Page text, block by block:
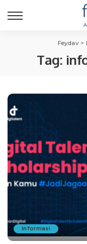
Feydav>
Tag:
Informasi